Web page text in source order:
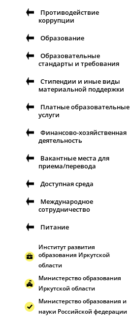
Противодействие
коррупции
Образование
Образовательные
стандарты и требования
Стипендии и иные виды
материальной поддержки
Платные образовательные
услуги
Финансово-хозяйственная
деятельность
Вакантные места для
приема/перевода
Доступная среда
Международное
сотрудничество
Питание
Институт развития
образования Иркутской
области
Министерство образования
Иркутской области
Министерство образования и
науки Российской федерации